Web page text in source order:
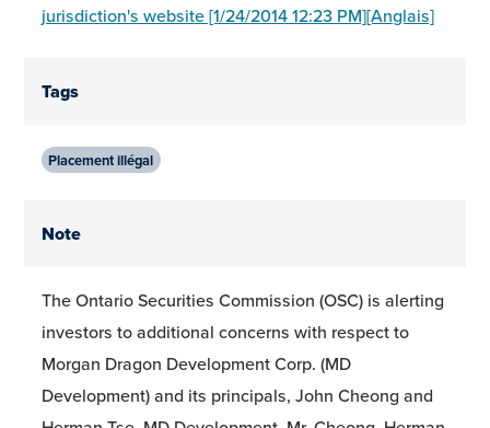
jurisdiction's website [1/24/2014 12:23 PM][Anglais]
Tags
Placement illégal
Note
The Ontario Securities Commission (OSC) is alerting
investors to additional concerns with respect to
Morgan Dragon Development Corp. (MD
Development) and its principals, John Cheong and